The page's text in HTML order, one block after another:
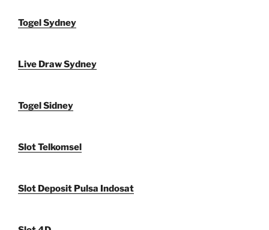
Togel Sydney
Live Draw Sydney
Togel Sidney
Slot Telkomsel
Slot Deposit Pulsa Indosat